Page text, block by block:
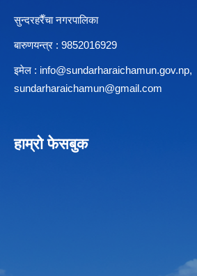
सुन्दरहरैँचा नगरपालिका
बारुणयन्त्र : 9852016929
इमेल : info@sundarharaichamun.gov.np,
sundarharaichamun@gmail.com
हाम्रो फेसबुक